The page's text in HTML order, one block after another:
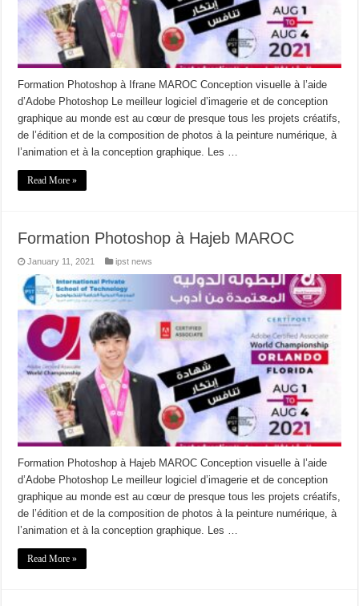
Formation Photoshop à Ifrane MAROC Conception visuelle à l’aide
d’Adobe Photoshop Le meilleur logiciel d’imagerie et de conception
graphique au monde est au cœur de presque tous les projets créatifs,
de l’édition et de la composition de photos à la peinture numérique, à
l’animation et à la conception graphique. Les …
Read More »
Formation Photoshop à Hajeb MAROC
January 11, 2021 ipst news
Formation Photoshop à Hajeb MAROC Conception visuelle à l’aide
d’Adobe Photoshop Le meilleur logiciel d’imagerie et de conception
graphique au monde est au cœur de presque tous les projets créatifs,
de l’édition et de la composition de photos à la peinture numérique, à
l’animation et à la conception graphique. Les …
Read More »